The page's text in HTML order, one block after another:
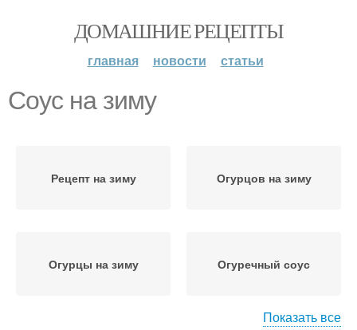
ДОМАШНИЕ РЕЦЕПТЫ
главная новости статьи
Соус на зиму
Рецепт на зиму Огурцов на зиму
Огурцы на зиму Огуречный соус
Показать все